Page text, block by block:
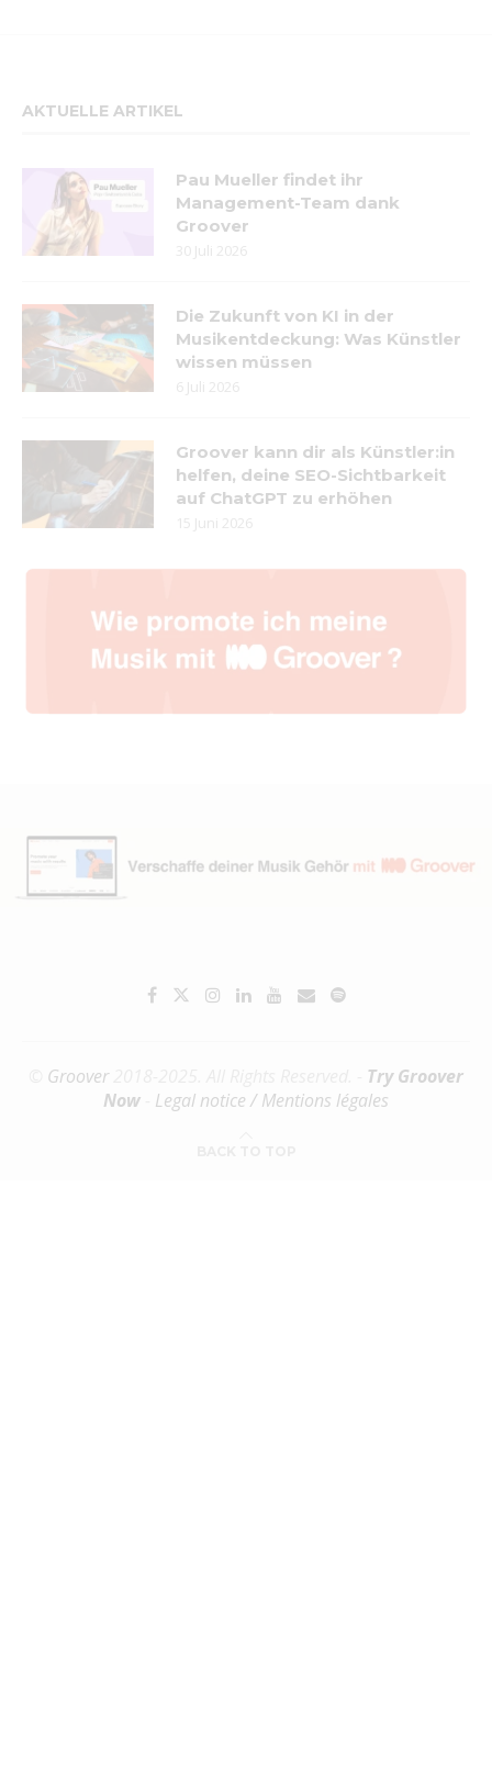
AKTUELLE ARTIKEL
Pau Mueller findet ihr
Management-Team dank
Groover
30 Juli 2026
Die Zukunft von KI in der
Musikentdeckung: Was Künstler
wissen müssen
6 Juli 2026
Groover kann dir als Künstler:in
helfen, deine SEO-Sichtbarkeit
auf ChatGPT zu erhöhen
15 Juni 2026
Groover2018-2025. All Rights Reserved. - Try Groover
Now
Legal notice / Mentions légales